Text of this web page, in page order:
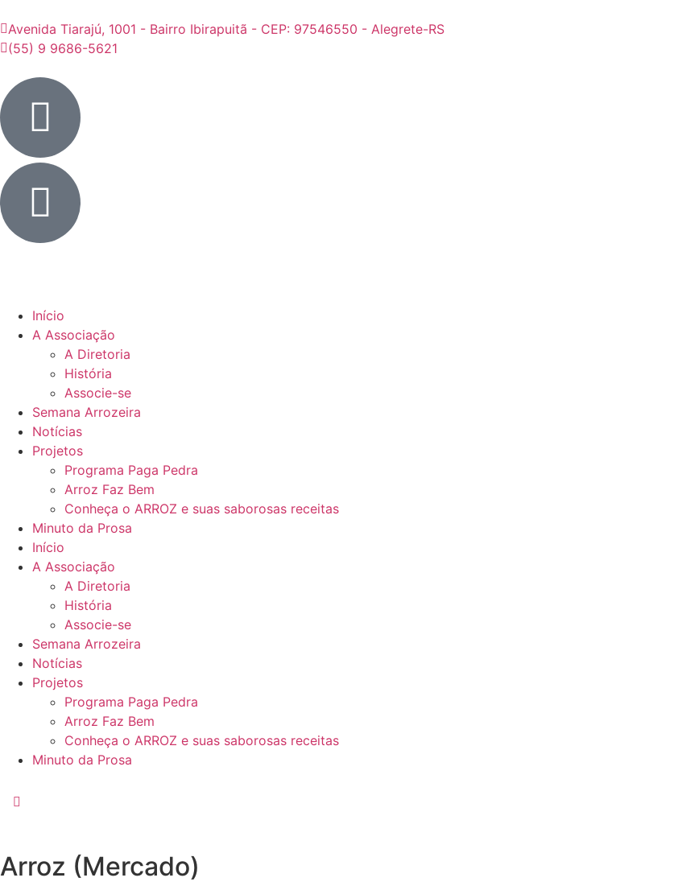
Avenida Tiarajú, 1001 - Bairro Ibirapuitã - CEP: 97546550 - Alegrete-RS
(55) 9 9686-5621
Início
A Associação
A Diretoria
História
Associe-se
Semana Arrozeira
Notícias
Projetos
Programa Paga Pedra
Arroz Faz Bem
Conheça o ARROZ e suas saborosas receitas
Minuto da Prosa
Início
A Associação
A Diretoria
História
Associe-se
Semana Arrozeira
Notícias
Projetos
Programa Paga Pedra
Arroz Faz Bem
Conheça o ARROZ e suas saborosas receitas
Minuto da Prosa
Arroz (Mercado)